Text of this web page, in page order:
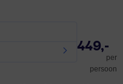
449,-
per
persoon